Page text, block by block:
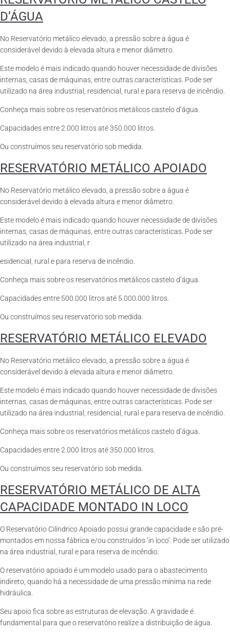
D’ÁGUA
No Reservatório metálico elevado, a pressão sobre a água é
considerável devido à elevada altura e menor diâmetro.
Este modelo é mais indicado quando houver necessidade de divisões
internas, casas de máquinas, entre outras características. Pode ser
utilizado na área industrial, residencial, rural e para reserva de incêndio.
Conheça mais sobre os reservatórios metálicos castelo d’água.
Capacidades entre 2.000 litros até 350.000 litros.
Ou construímos seu reservatório sob medida.
RESERVATÓRIO METÁLICO APOIADO
No Reservatório metálico elevado, a pressão sobre a água é
considerável devido à elevada altura e menor diâmetro.
Este modelo é mais indicado quando houver necessidade de divisões
internas, casas de máquinas, entre outras características. Pode ser
utilizado na área industrial, r
esidencial, rural e para reserva de incêndio.
Conheça mais sobre os reservatórios metálicos castelo d’água.
Capacidades entre 500.000 litros até 5.000.000 litros.
Ou construímos seu reservatório sob medida.
RESERVATÓRIO METÁLICO ELEVADO
No Reservatório metálico elevado, a pressão sobre a água é
considerável devido à elevada altura e menor diâmetro.
Este modelo é mais indicado quando houver necessidade de divisões
internas, casas de máquinas, entre outras características. Pode ser
utilizado na área industrial, residencial, rural e para reserva de incêndio.
Conheça mais sobre os reservatórios metálicos castelo d’água.
Capacidades entre 2.000 litros até 350.000 litros.
Ou construímos seu reservatório sob medida.
RESERVATÓRIO METÁLICO DE ALTA
CAPACIDADE MONTADO IN LOCO
O Reservatório Cilíndrico Apoiado possui grande capacidade e são pré-
montados em nossa fábrica e/ou construídos ‘in loco’. Pode ser utilizado
na área industrial, rural e para reserva de incêndio.
O reservatório apoiado é um modelo usado para o abastecimento
indireto, quando há a necessidade de uma pressão mínima na rede
hidráulica.
Seu apoio fica sobre as estruturas de elevação. A gravidade é
fundamental para que o reservatório realize a distribuição de água.